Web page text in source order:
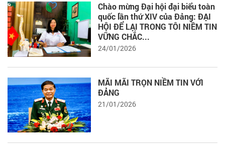
Chào mừng Đại hội đại biểu toàn
quốc lần thứ XIV của Đảng: ĐẠI
HỘI ĐỂ LẠI TRONG TÔI NIỀM TIN
VỮNG CHẮC...
24/01/2026
MÃI MÃI TRỌN NIỀM TIN VỚI
ĐẢNG
21/01/2026